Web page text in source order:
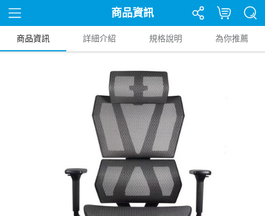
商品資訊
商品資訊 詳細介紹 規格說明 為你推薦